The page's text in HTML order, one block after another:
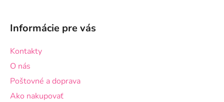
Informácie pre vás
Kontakty
O nás
Poštovné a doprava
Ako nakupovať